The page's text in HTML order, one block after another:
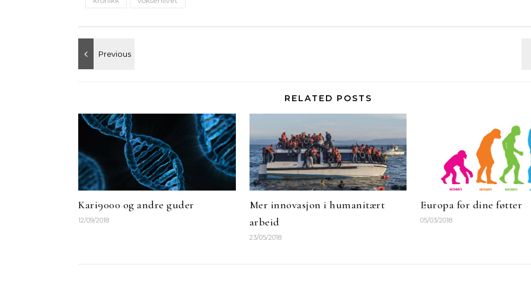
RELATED POSTS
Kari9000 og andre guder
12/09/2018
Mer innovasjon i humanitært
arbeid
23/05/2018
Europa for dine føtter
05/03/2018